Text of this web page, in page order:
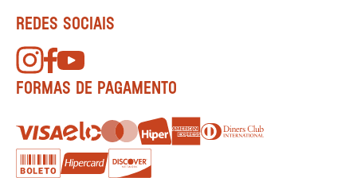
REDES SOCIAIS
FORMAS DE PAGAMENTO